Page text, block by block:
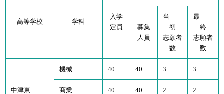
高等学校 学科
入学
定員
募集
人員
当
初
志願者
数
最
終
志願者
数
中津東
機械 40 40 3 3
商業 40 40 2 2